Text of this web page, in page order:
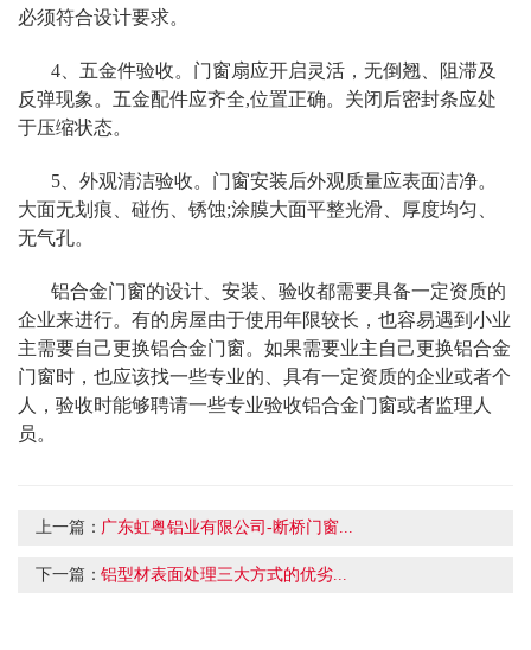
必须符合设计要求。
4、五金件验收。门窗扇应开启灵活，无倒翘、阻滞及
反弹现象。五金配件应齐全,位置正确。关闭后密封条应处
于压缩状态。
5、外观清洁验收。门窗安装后外观质量应表面洁净。
大面无划痕、碰伤、锈蚀;涂膜大面平整光滑、厚度均匀、
无气孔。
铝合金门窗的设计、安装、验收都需要具备一定资质的
企业来进行。有的房屋由于使用年限较长，也容易遇到小业
主需要自己更换铝合金门窗。如果需要业主自己更换铝合金
门窗时，也应该找一些专业的、具有一定资质的企业或者个
人，验收时能够聘请一些专业验收铝合金门窗或者监理人
员。
上一篇： 广东虹粤铝业有限公司-断桥门窗...
下一篇：​铝型材表面处理三大方式的优劣...